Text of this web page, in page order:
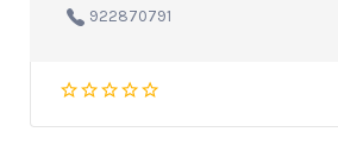
922870791